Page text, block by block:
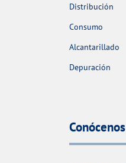
Distribución
Consumo
Alcantarillado
Depuración
Conócenos